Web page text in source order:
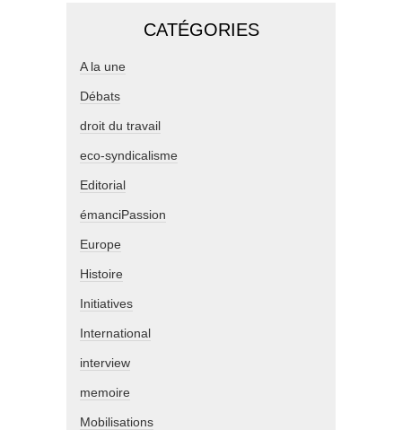
CATÉGORIES
A la une
Débats
droit du travail
eco-syndicalisme
Editorial
émanciPassion
Europe
Histoire
Initiatives
International
interview
memoire
Mobilisations